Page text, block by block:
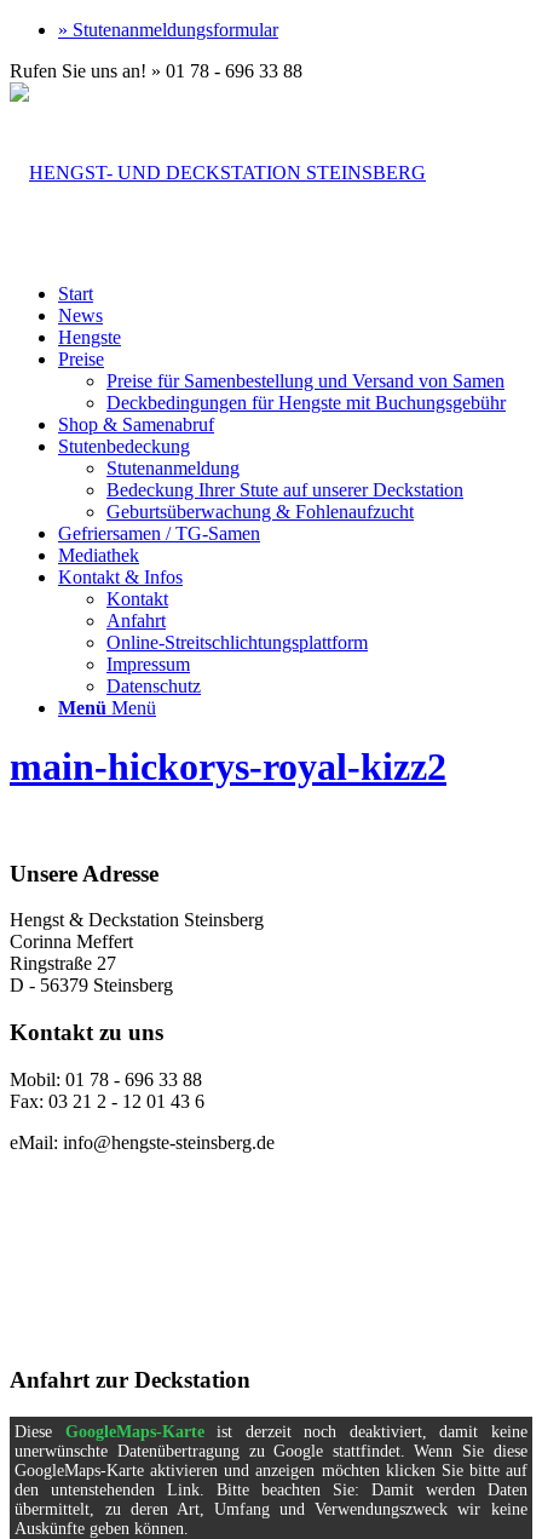
» Stutenanmeldungsformular
Rufen Sie uns an! » 01 78 - 696 33 88
Start
News
Hengste
Preise
Preise für Samenbestellung und Versand von Samen
Deckbedingungen für Hengste mit Buchungsgebühr
Shop & Samenabruf
Stutenbedeckung
Stutenanmeldung
Bedeckung Ihrer Stute auf unserer Deckstation
Geburtsüberwachung & Fohlenaufzucht
Gefriersamen / TG-Samen
Mediathek
Kontakt & Infos
Kontakt
Anfahrt
Online-Streitschlichtungsplattform
Impressum
Datenschutz
Menü Menü
main-hickorys-royal-kizz2
Unsere Adresse
Hengst & Deckstation Steinsberg
Corinna Meffert
Ringstraße 27
D - 56379 Steinsberg
Kontakt zu uns
Mobil: 01 78 - 696 33 88
Fax: 03 21 2 - 12 01 43 6
eMail: info@hengste-steinsberg.de
Anfahrt zur Deckstation
Diese GoogleMaps-Karteist derzeit noch deaktiviert, damit keine
unerwünschte Datenübertragung zu Google stattfindet. Wenn Sie diese
GoogleMaps-Karte aktivieren und anzeigen möchten klicken Sie bitte auf
den untenstehenden Link. Bitte beachten Sie: Damit werden Daten
übermittelt, zu deren Art, Umfang und Verwendungszweck wir keine
Auskünfte geben können.